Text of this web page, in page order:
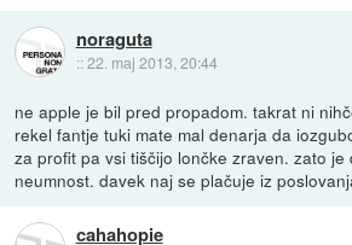
noraguta
::22. maj 2013, 20:44
ne apple je bil pred propadom. takrat ni
rekel fantje tuki mate mal denarja da
za profit pa vsi tiščijo lončke zraven. zato
neumnost. davek naj se plačuje iz
cahahopie